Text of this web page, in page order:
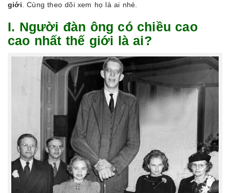
giới . Cùng theo dõi xem họ là ai nhé.
I. Người đàn ông có chiều cao
cao nhất thế giới là ai?